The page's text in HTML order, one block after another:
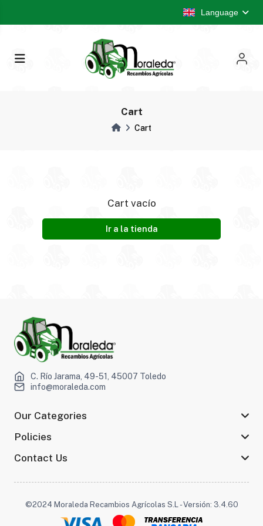
Language
Cart
Cart
Cart vacío
Ir a la tienda
C. Río Jarama, 49-51, 45007 Toledo
info@moraleda.com
Our Categories
Policies
Contact Us
©2024 Moraleda Recambios Agrícolas S.L - Versión: 3.4.60